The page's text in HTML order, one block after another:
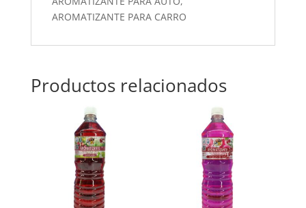
AROMATIZANTE PARA CARRO
Productos relacionados